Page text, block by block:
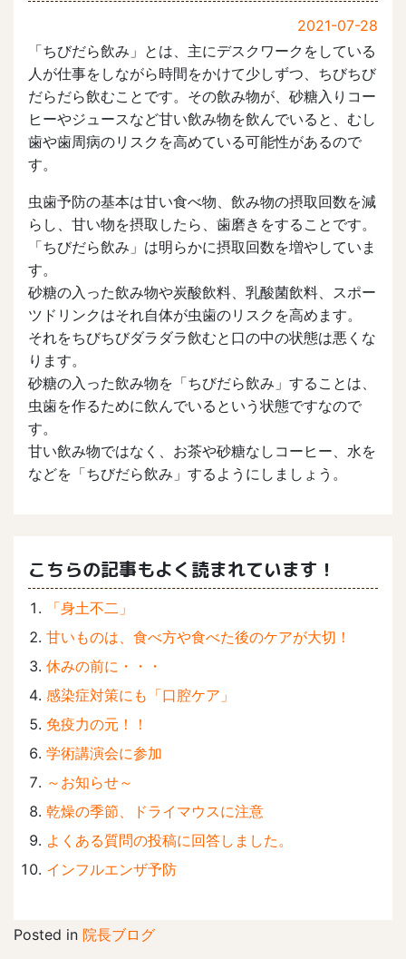
2021-07-28
「ちびだら飲み」とは、主にデスクワークをしている
人が仕事をしながら時間をかけて少しずつ、ちびちび
だらだら飲むことです。その飲み物が、砂糖入りコー
ヒーやジュースなど甘い飲み物を飲んでいると、むし
歯や歯周病のリスクを高めている可能性があるので
す。
虫歯予防の基本は甘い食べ物、飲み物の摂取回数を減
らし、甘い物を摂取したら、歯磨きをすることです。
「ちびだら飲み」は明らかに摂取回数を増やしていま
す。
砂糖の入った飲み物や炭酸飲料、乳酸菌飲料、スポー
ツドリンクはそれ自体が虫歯のリスクを高めます。
それをちびちびダラダラ飲むと口の中の状態は悪くな
ります。
砂糖の入った飲み物を「ちびだら飲み」することは、
虫歯を作るために飲んでいるという状態ですなので
す。
甘い飲み物ではなく、お茶や砂糖なしコーヒー、水を
などを「ちびだら飲み」するようにしましょう。
こちらの記事もよく読まれています！
「身土不二」
甘いものは、食べ方や食べた後のケアが大切！
休みの前に・・・
感染症対策にも「口腔ケア」
免疫力の元！！
学術講演会に参加
～お知らせ～
乾燥の季節、ドライマウスに注意
よくある質問の投稿に回答しました。
インフルエンザ予防
Posted in 院長ブログ